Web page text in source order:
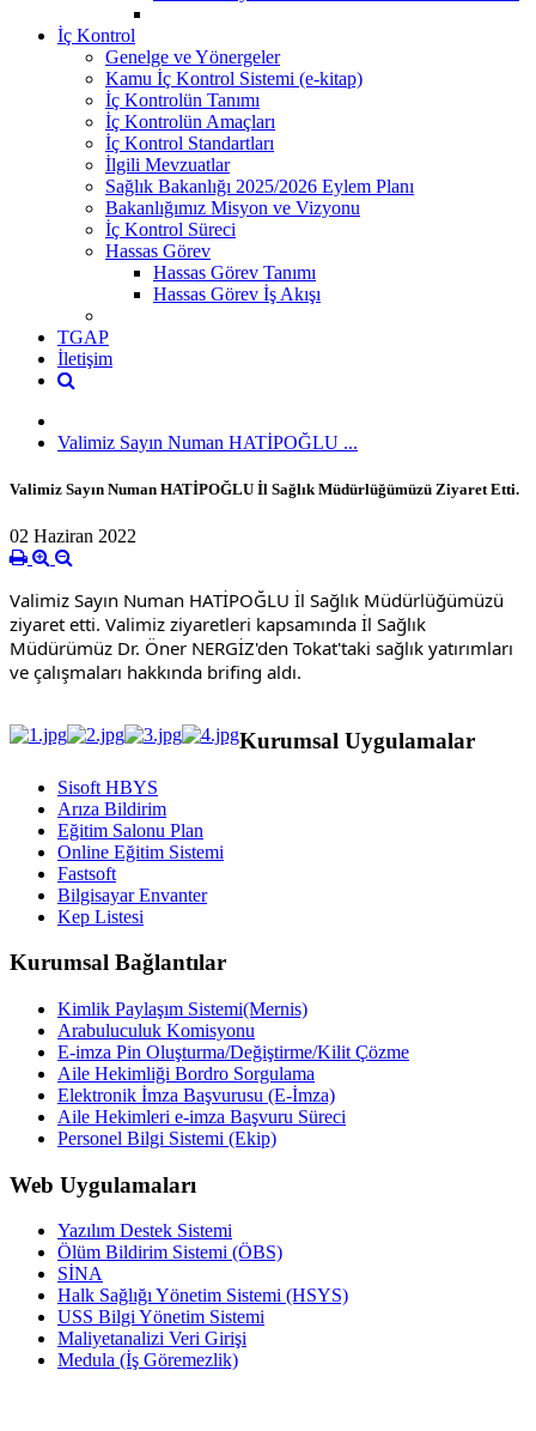
İç Kontrol
Genelge ve Yönergeler
Kamu İç Kontrol Sistemi (e-kitap)
İç Kontrolün Tanımı
İç Kontrolün Amaçları
İç Kontrol Standartları
İlgili Mevzuatlar
Sağlık Bakanlığı 2025/2026 Eylem Planı
Bakanlığımız Misyon ve Vizyonu
İç Kontrol Süreci
Hassas Görev
Hassas Görev Tanımı
Hassas Görev İş Akışı
TGAP
İletişim
Valimiz Sayın Numan HATİPOĞLU ...
Valimiz Sayın Numan HATİPOĞLU İl Sağlık Müdürlüğümüzü Ziyaret Etti.
02 Haziran 2022
Valimiz Sayın Numan HATİPOĞLU İl Sağlık Müdürlüğümüzü
ziyaret etti. Valimiz ziyaretleri kapsamında İl Sağlık
Müdürümüz Dr. Öner NERGİZ'den Tokat'taki sağlık yatırımları
ve çalışmaları hakkında brifing aldı.
Kurumsal Uygulamalar
Sisoft HBYS
Arıza Bildirim
Eğitim Salonu Plan
Online Eğitim Sistemi
Fastsoft
Bilgisayar Envanter
Kep Listesi
Kurumsal Bağlantılar
Kimlik Paylaşım Sistemi(Mernis)
Arabuluculuk Komisyonu
E-imza Pin Oluşturma/Değiştirme/Kilit Çözme
Aile Hekimliği Bordro Sorgulama
Elektronik İmza Başvurusu (E-İmza)
Aile Hekimleri e-imza Başvuru Süreci
Personel Bilgi Sistemi (Ekip)
Web Uygulamaları
Yazılım Destek Sistemi
Ölüm Bildirim Sistemi (ÖBS)
SİNA
Halk Sağlığı Yönetim Sistemi (HSYS)
USS Bilgi Yönetim Sistemi
Maliyetanalizi Veri Girişi
Medula (İş Göremezlik)